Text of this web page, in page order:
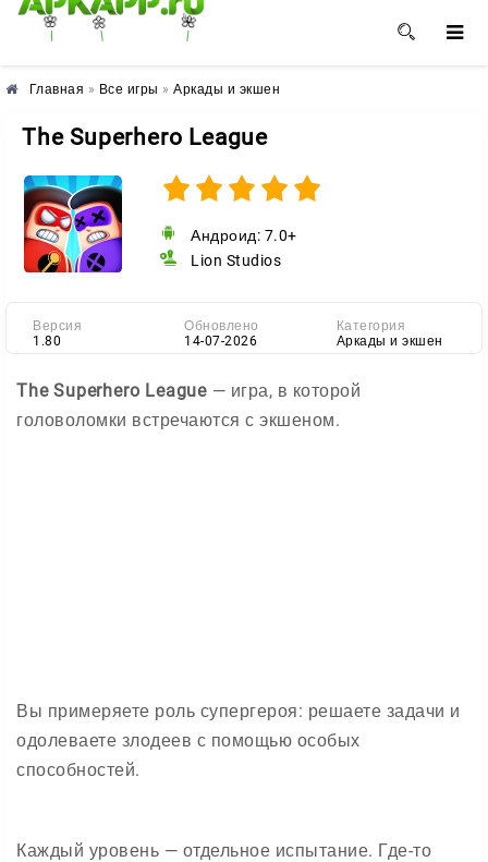
🌸 🌼 🌺
Главная » Все игры » Аркады и экшен
The Superhero League
Андроид: 7.0+
Lion Studios
Версия
1.80
Обновлено
14-07-2026
Категория
Аркады и экшен
The Superhero League — игра, в которой
головоломки встречаются с экшеном.
Вы примеряете роль супергероя: решаете задачи и
одолеваете злодеев с помощью особых
способностей.
Каждый уровень — отдельное испытание. Где-то